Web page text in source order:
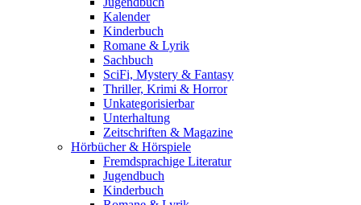
Kalender
Kinderbuch
Romane & Lyrik
Sachbuch
SciFi, Mystery & Fantasy
Thriller, Krimi & Horror
Unkategorisierbar
Unterhaltung
Zeitschriften & Magazine
Hörbücher & Hörspiele
Fremdsprachige Literatur
Jugendbuch
Kinderbuch